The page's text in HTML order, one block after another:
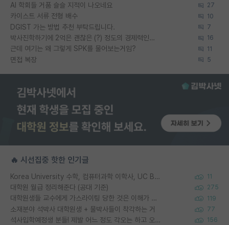
AI 학회들 거품 슬슬 지적이 나오네요 27
카이스트 서류 전형 배수 10
DGIST 가는 방법 추천 부탁드립니다. 7
박사진학하기에 2억은 괜찮은 (?) 정도의 경제력인가요 16
근데 여기는 왜 그렇게 SPK를 물어보는거임? 11
면접 복장 5
🔥 시선집중 핫한 인기글
Korea University 수학, 컴퓨터과학 이학사, UC Berkeley 산업공학 대학원 공학박사가 되는 것은 쉽지 않겠죠? 11
대학원 월급 정리해준다 (공대 기준) 275
대학원생들 교수에게 가스라이팅 당한 것은 이해가 갑니다. 안타깝네요. 119
소재분야 석박사 대학원생 + 물박사들이 착각하는 거 77
석사입학예정생 분들! 제발 어느 정도 각오는 하고 오세요. 156